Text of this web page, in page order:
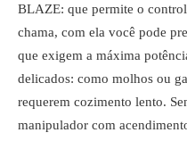
BLAZE: que permite o
chama, com ela você pode
que exigem a máxima
delicados: como molhos ou
requerem cozimento lento.
manipulador com